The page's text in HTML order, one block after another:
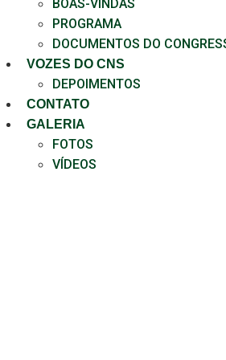
BOAS-VINDAS
PROGRAMA
DOCUMENTOS DO
VOZES DO CNS
DEPOIMENTOS
CONTATO
GALERIA
FOTOS
VÍDEOS